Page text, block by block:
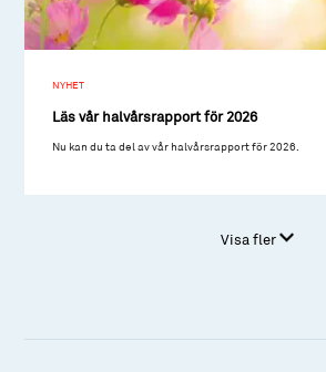
NYHET
Läs vår halvårsrapport för 2026
Nu kan du ta del av vår halvårsrapport för 2026.
Visa fler